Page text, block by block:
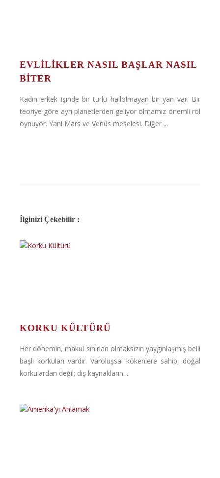
EVLILIKLER NASIL BAŞLAR NASIL
BITER
Kadın erkek işinde bir türlü hallolmayan bir yan var. Bir
teoriye göre ayrı planetlerden geliyor olmamız önemli rol
oynuyor. Yani Mars ve Venüs meselesi. Diğer ...
İlginizi Çekebilir :
KORKU KÜLTÜRÜ
Her dönemin, makul sınırları olmaksızın yaygınlaşmış belli
başlı korkuları vardır. Varoluşsal kökenlere sahip, doğal
korkulardan değil; dış kaynakların ...